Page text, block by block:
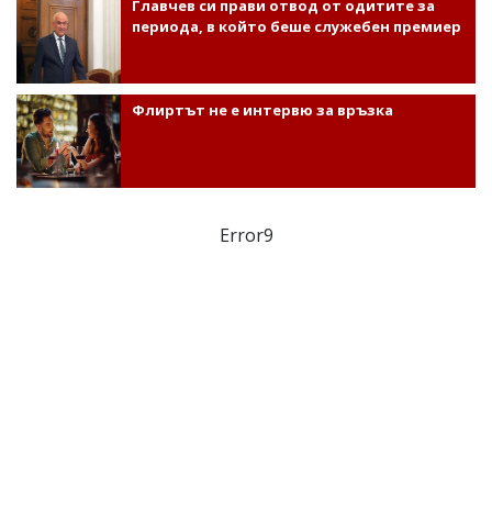
Главчев си прави отвод от одитите за
периода, в който беше служебен премиер
Флиртът не е интервю за връзка
Error9